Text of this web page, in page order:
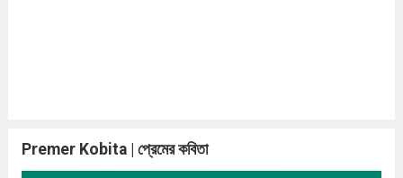
Premer Kobita | প্রেমের কবিতা